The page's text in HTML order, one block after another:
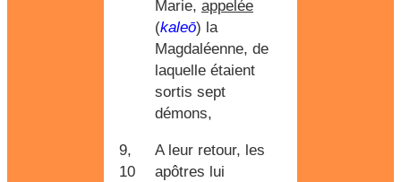
Marie, appelée
(kaleō) la
Magdaléenne, de
laquelle étaient
sortis sept
démons,
9,
10
A leur retour, les
apôtres lui